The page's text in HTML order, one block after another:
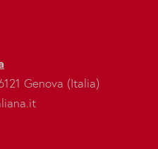
Genova (Italia)